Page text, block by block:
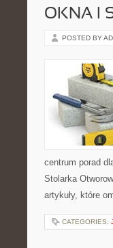
OKNA I
POSTED BY
centrum porad
Stolarka
artykuły, które
CATEGORIES: